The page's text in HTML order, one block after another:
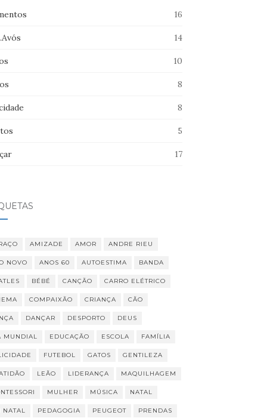
16
14
10
8
8
5
17
AMIZADE AMOR ANDRE RIEU
NOVO ANOS 60 AUTOESTIMA BANDA
BÉBÉ CANÇÃO CARRO ELÉTRICO
COMPAIXÃO CRIANÇA CÃO
DANÇAR DESPORTO DEUS
MUNDIAL EDUCAÇÃO ESCOLA FAMÍLIA
FUTEBOL GATOS GENTILEZA
LEÃO LIDERANÇA MAQUILHAGEM
MULHER MÚSICA NATAL
NATAL PEDAGOGIA PEUGEOT PRENDAS